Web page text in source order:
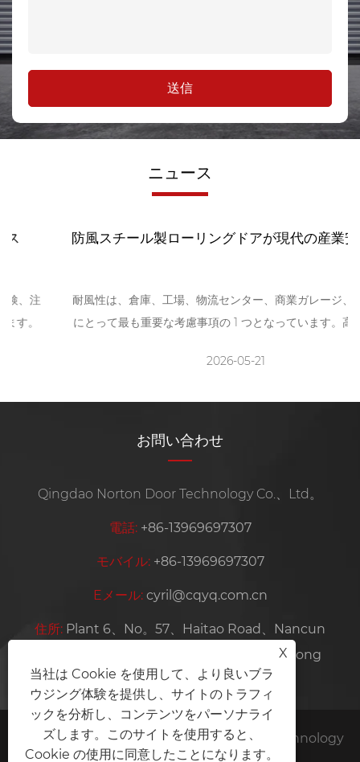
送信
ニュース
防風スチール製ローリングドアが現代の産業安全に不
耐風性は、倉庫、工場、物流センター、商業ガレージ、産業施設
にとって最も重要な考慮事項の 1 つとなっています。高品質の防
だけでなく、運用効率を向上させ、メンテナンスコストを削減
2026-05-21
お問い合わせ
Qingdao Norton Door Technology Co.、Ltd。
電話: +86-13969697307
モバイル: +86-13969697307
Eメール: cyril@cqyq.com.cn
住所: Plant 6、No。57、Haitao Road、Nancun
Town、Pingdu City、清dao City、Shandong
Province、China
Copyright©2024 Qingdao Norton Door Technology
X
当社は Cookie を使用して、より良いブラ
ウジング体験を提供し、サイトのトラフィ
ックを分析し、コンテンツをパーソナライ
ズします。このサイトを使用すると、
Cookie の使用に同意したことになります。